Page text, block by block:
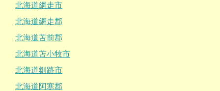
北海道網走市
北海道網走郡
北海道苫前郡
北海道苫小牧市
北海道釧路市
北海道阿寒郡